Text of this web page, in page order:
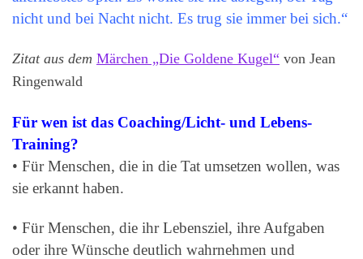
nicht und bei Nacht nicht. Es trug sie immer bei sich.“
Zitat aus dem Märchen „Die Goldene Kugel“ von Jean
Ringenwald
Für wen ist das Coaching/Licht- und Lebens-
Training?
• Für Menschen, die in die Tat umsetzen wollen, was
sie erkannt haben.
• Für Menschen, die ihr Lebensziel, ihre Aufgaben
oder ihre Wünsche deutlich wahrnehmen und